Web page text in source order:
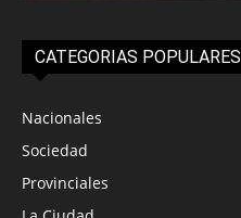
CATEGORIAS POPULARES
Nacionales
Sociedad
Provinciales